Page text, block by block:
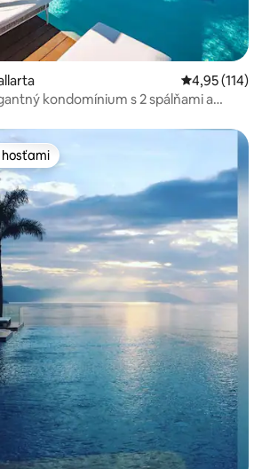
Priemerné
4,95 (114)
kondomínium s 2 spálňami a
hosťami